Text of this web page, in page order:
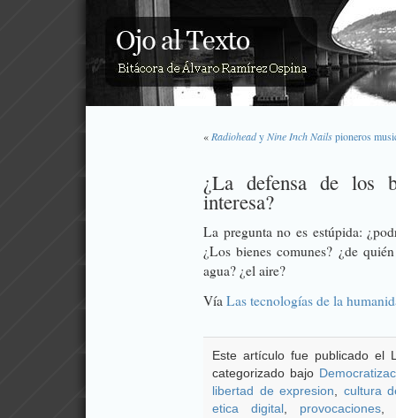
« RadioheadyNine Inch Nailspioneros
¿La defensa de los
interesa?
La pregunta no es estúpida:
¿Los bienes comunes? ¿de
agua? ¿el aire?
Vía Las tecnologías de la
Este artículo fue publicado el
categorizado bajo
libertad de expresion
cultura
etica digital, provocaciones,